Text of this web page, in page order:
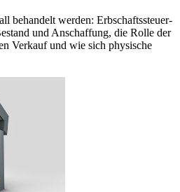
behandelt werden: Erbschaftssteuer-
und Anschaffung, die Rolle der
Verkauf und wie sich physische